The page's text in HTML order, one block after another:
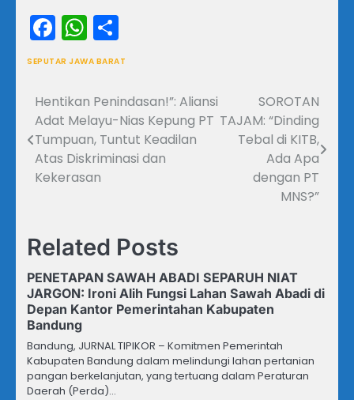
Facebook
WhatsApp
SEPUTAR JAWA BARAT
Navigasi
pos
Hentikan Penindasan!”: Aliansi
Adat Melayu-Nias Kepung PT
Tumpuan, Tuntut Keadilan
Atas Diskriminasi dan
Kekerasan
SOROTAN
TAJAM: “Dinding
Tebal di KITB,
Ada Apa
dengan PT
MNS?”
Related Posts
PENETAPAN SAWAH ABADI SEPARUH NIAT
JARGON: Ironi Alih Fungsi Lahan Sawah Abadi di
Depan Kantor Pemerintahan Kabupaten
Bandung
Bandung, JURNAL TIPIKOR – Komitmen Pemerintah
Kabupaten Bandung dalam melindungi lahan pertanian
pangan berkelanjutan, yang tertuang dalam Peraturan
Daerah (Perda)…